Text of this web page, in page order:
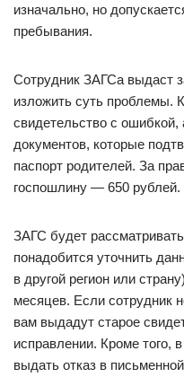
изначально, но
пребывания.
Сотрудник ЗАГСа выдаст
изложить суть проблемы.
свидетельство с
документов, которые
паспорт родителей. За
госпошлину — 650 рублей.
ЗАГС будет
понадобится уточнить
в другой регион или
месяцев. Если сотрудник
вам выдадут старое
исправлении. Кроме того,
выдать отказ в